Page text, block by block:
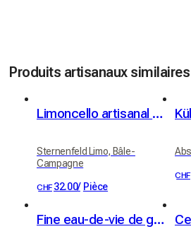
Produits artisanaux similaires
Limoncello artisanal suisse 50cl
Sternenfeld Limo, Bâle-
Campagne
CHF 32.00/ Pièce
CHF
Fine eau-de-vie de gentiane Kübler 46% vol. 50cl